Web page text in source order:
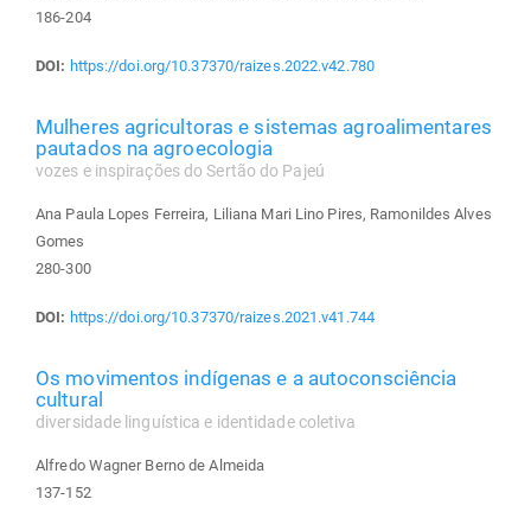
186-204
DOI: https://doi.org/10.37370/raizes.2022.v42.780
Mulheres agricultoras e sistemas agroalimentares
pautados na agroecologia
vozes e inspirações do Sertão do Pajeú
Ana Paula Lopes Ferreira, Liliana Mari Lino Pires, Ramonildes Alves
Gomes
280-300
DOI: https://doi.org/10.37370/raizes.2021.v41.744
Os movimentos indígenas e a autoconsciência
cultural
diversidade linguística e identidade coletiva
Alfredo Wagner Berno de Almeida
137-152